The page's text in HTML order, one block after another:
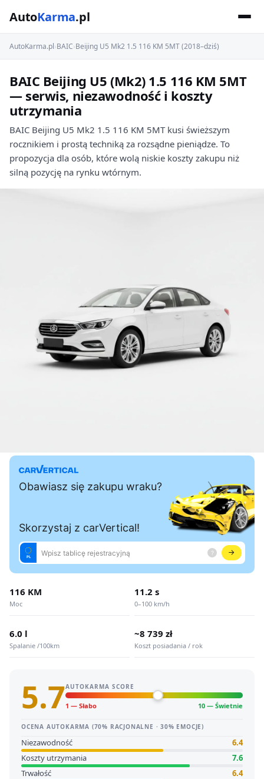
AutoKarma.pl
AutoKarma.pl›BAIC›Beijing U5 Mk2 1.5 116 KM 5MT (2018–dziś)
BAIC Beijing U5 (Mk2) 1.5 116 KM 5MT
— serwis, niezawodność i koszty
utrzymania
BAIC Beijing U5 Mk2 1.5 116 KM 5MT kusi świeższym
rocznikiem i prostą techniką za rozsądne pieniądze. To
propozycja dla osób, które wolą niskie koszty zakupu niż
silną pozycję na rynku wtórnym.
116 KM
Moc
11.2 s
0–100 km/h
6.0 l
Spalanie /100km
~8 739 zł
Koszt posiadania / rok
5.7AUTOKARMA SCORE
1 — Słabo 10 — Świetnie
OCENA AUTOKARMA (70% RACJONALNE · 30% EMOCJE)
Niezawodność
6.4
Koszty utrzymania
7.6
Trwałość
6.4